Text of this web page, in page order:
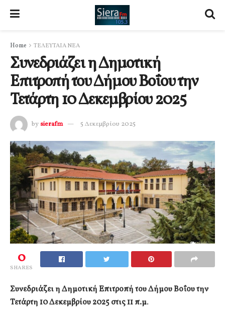
Home ΤΕΛΕΥΤΑΙΑ ΝΕΑ
Συνεδριάζει η Δημοτική
Επιτροπή του Δήμου Βοΐου την
Τετάρτη 10 Δεκεμβρίου 2025
by sierafm 5 Δεκεμβρίου 2025
0
SHARES
Συνεδριάζει η Δημοτική Επιτροπή του Δήμου Βοΐου την
Τετάρτη 10 Δεκεμβρίου 2025 στις 11 π.μ.